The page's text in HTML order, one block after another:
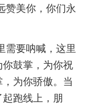
赞美你，你们永
需要呐喊，这里
你鼓掌，为你祝
为你骄傲。当
跑线上，朋